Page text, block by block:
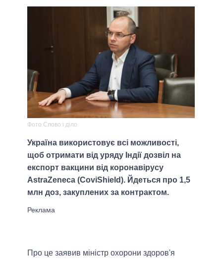
Фото Слово і діло
Україна використовує всі можливості,
щоб отримати від уряду Індії дозвіл на
експорт вакцини від коронавірусу
AstraZeneca (CoviShield). Йдеться про 1,5
млн доз, закуплених за контрактом.
Про це заявив міністр охорони здоров'я